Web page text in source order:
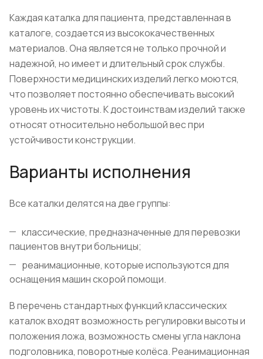
Каждая каталка для пациента, представленная в
каталоге, создается из высококачественных
материалов. Она является не только прочной и
надежной, но имеет и длительный срок службы.
Поверхности медицинских изделий легко моются,
что позволяет постоянно обеспечивать высокий
уровень их чистоты. К достоинствам изделий также
относят относительно небольшой вес при
устойчивости конструкции.
Варианты исполнения
Все каталки делятся на две группы:
классические, предназначенные для перевозки
пациентов внутри больницы;
реанимационные, которые используются для
оснащения машин скорой помощи.
В перечень стандартных функций классических
каталок входят возможность регулировки высоты и
положения ложа, возможность смены угла наклона
подголовника, поворотные колёса. Реанимационная